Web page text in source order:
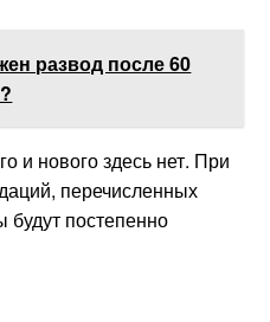
развод после 60
и нового здесь нет. При
перечисленных
постепенно